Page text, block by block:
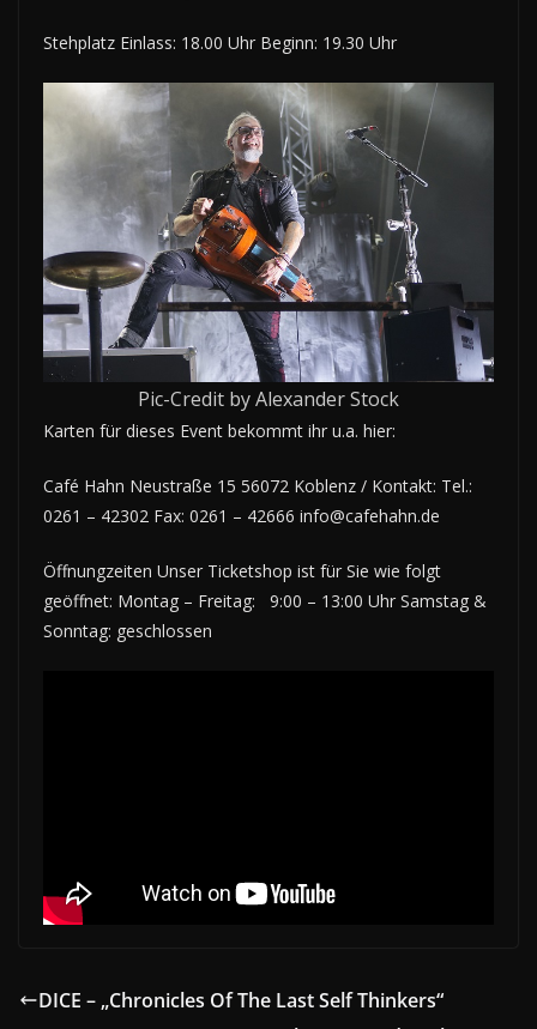
Stehplatz Einlass: 18.00 Uhr Beginn: 19.30 Uhr
Pic-Credit by Alexander Stock
Karten für dieses Event bekommt ihr u.a. hier:
Café Hahn Neustraße 15 56072 Koblenz / Kontakt: Tel.:
0261 – 42302 Fax: 0261 – 42666 info@cafehahn.de
Öffnungzeiten Unser Ticketshop ist für Sie wie folgt
geöffnet: Montag – Freitag: 9:00 – 13:00 Uhr Samstag &
Sonntag: geschlossen
DICE – „Chronicles Of The Last Self Thinkers“